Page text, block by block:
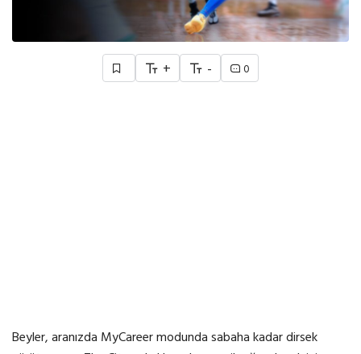
+ - 0
Beyler, aranızda MyCareer modunda sabaha kadar dirsek